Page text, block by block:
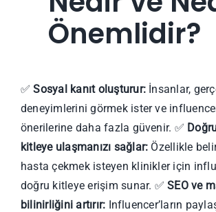
Önemlidir?
✅Sosyal kanıt oluşturur: İnsanlar,
deneyimlerini görmek ister ve
önerilerine daha fazla güvenir. ✅
kitleye ulaşmanızı sağlar: Özellikle
hasta çekmek isteyen klinikler için
doğru kitleye erişim sunar. ✅SEO ve
bilinirliğini artırır: Influencer’ların